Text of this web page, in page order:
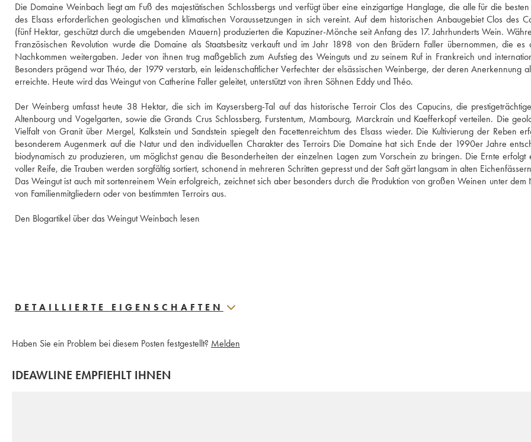
Die Domaine Weinbach liegt am Fuß des majestätischen Schlossbergs und verfügt über eine einzigartige Hanglage, die alle für die
des Elsass erforderlichen geologischen und klimatischen Voraussetzungen in sich vereint. Auf dem historischen Anbaugebiet Clos des
(fünf Hektar, geschützt durch die umgebenden Mauern) produzierten die Kapuziner-Mönche seit Anfang des 17. Jahrhunderts Wein.
Französischen Revolution wurde die Domaine als Staatsbesitz verkauft und im Jahr 1898 von den Brüdern Faller übernommen, die es
Nachkommen weitergaben. Jeder von ihnen trug maßgeblich zum Aufstieg des Weinguts und zu seinem Ruf in Frankreich und
Besonders prägend war Théo, der 1979 verstarb, ein leidenschaftlicher Verfechter der elsässischen Weinberge, der deren Anerkennung
erreichte. Heute wird das Weingut von Catherine Faller geleitet, unterstützt von ihren Söhnen Eddy und Théo.
Der Weinberg umfasst heute 38 Hektar, die sich im Kaysersberg-Tal auf das historische Terroir Clos des Capucins, die
Altenbourg und Vogelgarten, sowie die Grands Crus Schlossberg, Furstentum, Mambourg, Marckrain und Kaefferkopf verteilen. Die
Vielfalt von Granit über Mergel, Kalkstein und Sandstein spiegelt den Facettenreichtum des Elsass wieder. Die Kultivierung der Reben
besonderem Augenmerk auf die Natur und den individuellen Charakter des Terroirs Die Domaine hat sich Ende der 1990er Jahre
biodynamisch zu produzieren, um möglichst genau die Besonderheiten der einzelnen Lagen zum Vorschein zu bringen. Die Ernte erfolgt
voller Reife, die Trauben werden sorgfältig sortiert, schonend in mehreren Schritten gepresst und der Saft gärt langsam in alten
Das Weingut ist auch mit sortenreinem Wein erfolgreich, zeichnet sich aber besonders durch die Produktion von großen Weinen unter dem
von Familienmitgliedern oder von bestimmten Terroirs aus.
Den Blogartikel über das Weingut Weinbach lesen
DETAILLIERTE EIGENSCHAFTEN
Haben Sie ein Problem bei diesem Posten festgestellt? Melden
IDEAWLINE EMPFIEHLT IHNEN